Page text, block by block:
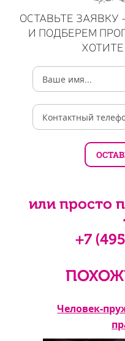
ОСТАВЬТЕ
И ПОДБЕРЕМ
или просто
+7
Человек-